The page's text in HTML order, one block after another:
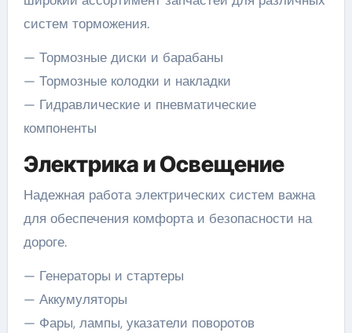
систем торможения.
— Тормозные диски и барабаны
— Тормозные колодки и накладки
— Гидравлические и пневматические
компоненты
Электрика и Освещение
Надежная работа электрических систем важна
для обеспечения комфорта и безопасности на
дороге.
— Генераторы и стартеры
— Аккумуляторы
— Фары, лампы, указатели поворотов